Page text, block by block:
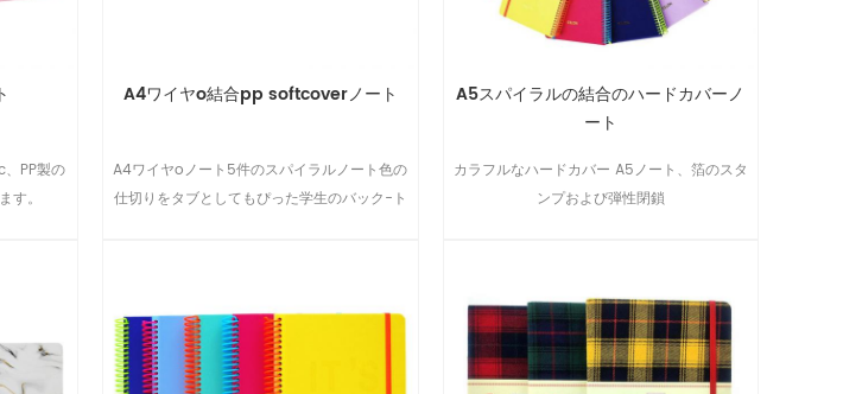
PP製の
す。
A4ワイヤo結合pp softcoverノート
A4ワイヤoノート5件のスパイラルノート色の
仕切りをタブとしてもぴった学生のバック-ト
A5スパイラルの結合のハードカバーノ
ート
カラフルなハードカバー A5ノート、箔のスタ
ンプおよび弾性閉鎖